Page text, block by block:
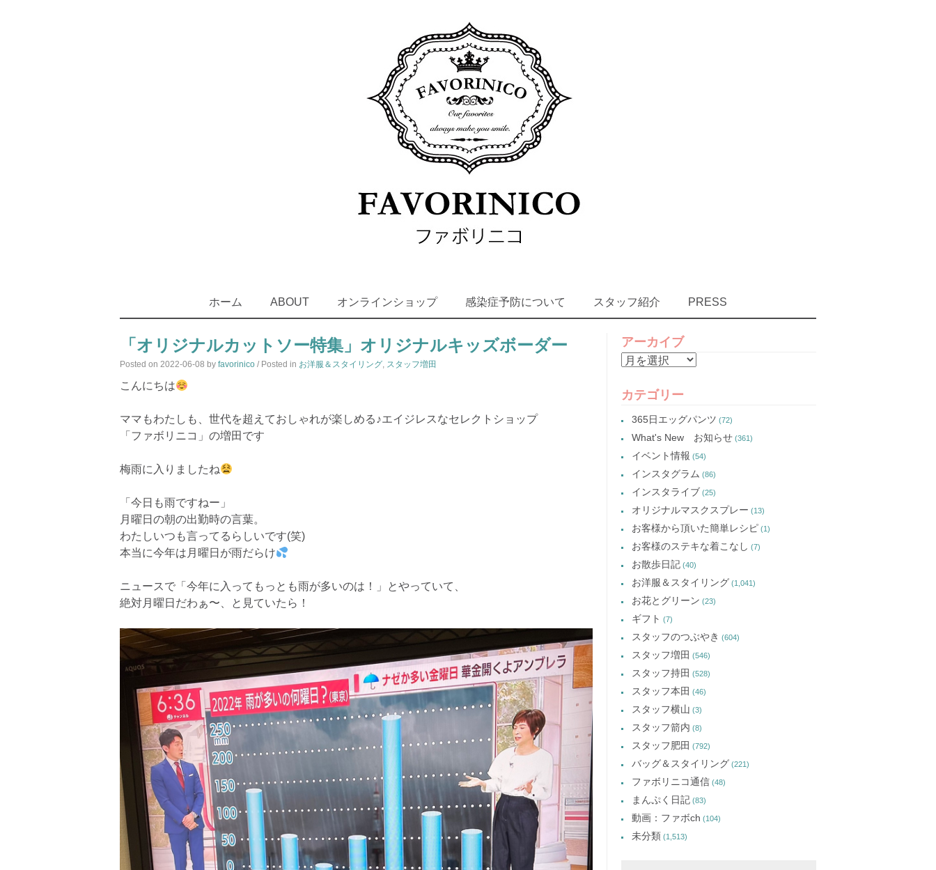
SKIP
TO
ホーム ABOUT オンラインショップ 感染症予防について スタッフ紹介 PRESS
「オリジナルカットソー特集」オリジナルキッズボーダー
Posted on 2022-06-08 by favorinico / Posted in お洋服＆スタイリング, スタッフ増田
こんにちは
ママもわたしも、世代を超えておしゃれが楽しめる♪エイジレスなセレクトショップ
「ファボリニコ」の増田です
梅雨に入りましたね
「今日も雨ですねー」
月曜日の朝の出勤時の言葉。
わたしいつも言ってるらしいです(笑)
本当に今年は月曜日が雨だらけ
ニュースで「今年に入ってもっとも雨が多いのは！」とやっていて、
絶対月曜日だわぁ〜、と見ていたら！
アーカイブ
ア
カ
カテゴリー
365日エッグパンツ (72)
What's New お知らせ (361)
イベント情報 (54)
インスタグラム (86)
インスタライブ (25)
オリジナルマスクスプレー (13)
お客様から頂いた簡単レシピ (1)
お客様のステキな着こなし (7)
お散歩日記 (40)
お洋服＆スタイリング (1,041)
お花とグリーン (23)
ギフト (7)
スタッフのつぶやき (604)
スタッフ増田 (546)
スタッフ持田 (528)
スタッフ本田 (46)
スタッフ横山 (3)
スタッフ箭内 (8)
スタッフ肥田 (792)
バッグ＆スタイリング (221)
ファボリニコ通信 (48)
まんぷく日記 (83)
動画：ファボch (104)
未分類 (1,513)